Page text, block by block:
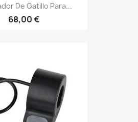
De Gatillo Para...
68,00 €